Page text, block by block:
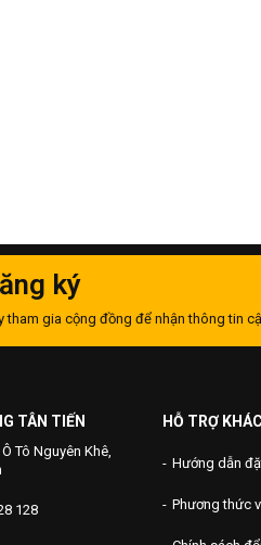
ký
tham gia cộng đồng để nhận thông tin
TÂN TIẾN
Tô Nguyên Khê,
128
HỖ TRỢ
Hướng dẫn
Phương thức